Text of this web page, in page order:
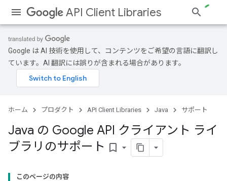
API Client Libraries
Google は AI 技術を使用して、コンテンツをご希望の言語に翻訳し
ています。AI 翻訳には誤りが含まれる場合があります。
ホーム プロダクト API Client Libraries Java サポート
Java の Google API クライアント ライ
ブラリのサポート bookmark_border
このページの内容